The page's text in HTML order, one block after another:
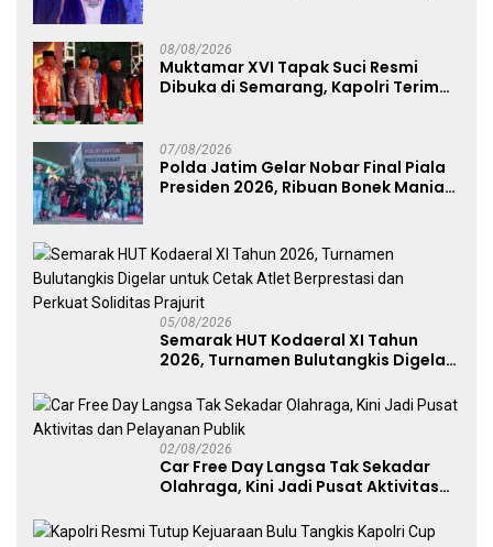
08/08/2026
Muktamar XVI Tapak Suci Resmi
Dibuka di Semarang, Kapolri Terima
07/08/2026
Polda Jatim Gelar Nobar Final Piala
Presiden 2026, Ribuan Bonek Mania
05/08/2026
Semarak HUT Kodaeral XI Tahun
2026, Turnamen Bulutangkis Digelar
Perkuat Soliditas Prajurit
02/08/2026
Car Free Day Langsa Tak Sekadar
Olahraga, Kini Jadi Pusat Aktivitas